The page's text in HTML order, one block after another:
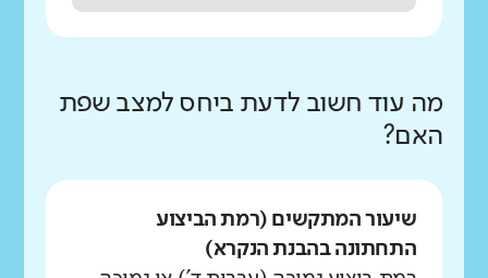
מה עוד חשוב לדעת ביחס למצב שפת
האם?
שיעור המתקשים (רמת הביצוע
התחתונה בהבנת הנקרא)